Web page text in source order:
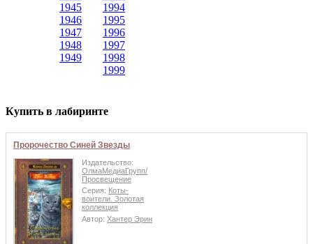
1945
1946
1947
1948
1949
1994
1995
1996
1997
1998
1999
Купить в лабиринте
Пророчество Синей Звезды
Издательство:
ОлмаМедиаГрупп/
Просвещение
Серия: Коты-
воители. Золотая
коллекция
Автор: Хантер Эрин